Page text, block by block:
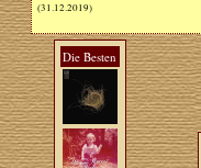
(31.12.2019)
Die Besten